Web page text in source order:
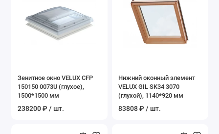
Зенитное окно VELUX CFP
150150 0073U (глухое),
1500*1500 мм
238200 ₽ / шт.
Нижний оконный элемент
VELUX GIL SK34 3070
(глухой), 1140*920 мм
83808 ₽ / шт.